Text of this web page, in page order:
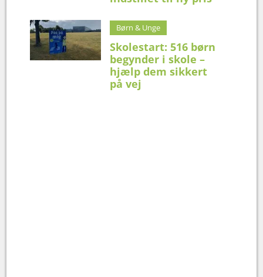
Børn & Unge
Skolestart: 516 børn
begynder i skole –
hjælp dem sikkert
på vej